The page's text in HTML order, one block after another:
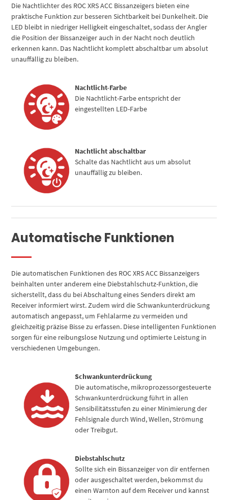
Die Nachtlichter des ROC XRS ACC Bissanzeigers bieten eine
praktische Funktion zur besseren Sichtbarkeit bei Dunkelheit. Die
LED bleibt in niedriger Helligkeit eingeschaltet, sodass der Angler
die Position der Bissanzeiger auch in der Nacht noch deutlich
erkennen kann. Das Nachtlicht komplett abschaltbar um absolut
unauffällig zu bleiben.
Nachtlicht-Farbe
Die Nachtlicht-Farbe entspricht der
eingestellten LED-Farbe
Nachtlicht abschaltbar
Schalte das Nachtlicht aus um absolut
unauffällig zu bleiben.
Automatische Funktionen
Die automatischen Funktionen des ROC XRS ACC Bissanzeigers
beinhalten unter anderem eine Diebstahlschutz-Funktion, die
sicherstellt, dass du bei Abschaltung eines Senders direkt am
Receiver informiert wirst. Zudem wird die Schwankunterdrückung
automatisch angepasst, um Fehlalarme zu vermeiden und
gleichzeitig präzise Bisse zu erfassen. Diese intelligenten Funktionen
sorgen für eine reibungslose Nutzung und optimierte Leistung in
verschiedenen Umgebungen.
Schwankunterdrückung
Die automatische, mikroprozessorgesteuerte
Schwankunterdrückung führt in allen
Sensibilitätsstufen zu einer Minimierung der
Fehlsignale durch Wind, Wellen, Strömung
oder Treibgut.
Diebstahlschutz
Sollte sich ein Bissanzeiger von dir entfernen
oder ausgeschaltet werden, bekommst du
einen Warnton auf dem Receiver und kannst